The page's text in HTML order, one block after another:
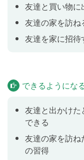
Lesson 6 家を
英語を話す友人の
とりを学びます。
英語を話す友人の
Lesson 8 自宅
友人を自宅に招待
友達と買い物に
友達の家を訪ね
友達を家に招待
できるようにな
友達と出かけ
できる
友達の家を訪
の習得